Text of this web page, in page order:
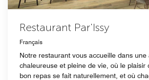
Restaurant Par'Issy
Français
Notre restaurant vous accueille dans une
chaleureuse et pleine de vie, où le plaisir
bon repas se fait naturellement, et où